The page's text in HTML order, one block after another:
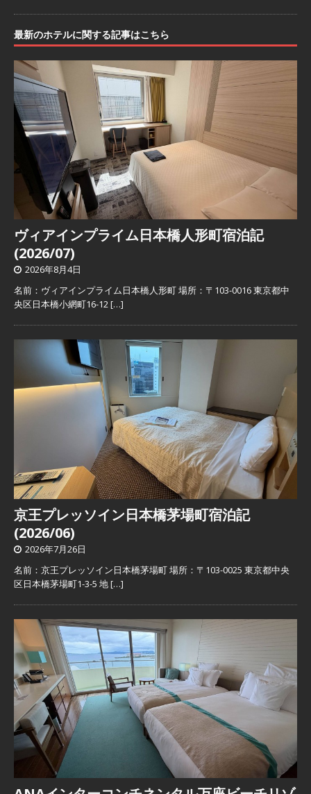
最新のホテルに関する記事はこちら
ヴィアインプライム日本橋人形町宿泊記
(2026/07)
2026年8月4日
名前：ヴィアインプライム日本橋人形町 場所：〒103-0016 東京都中
央区日本橋小網町16-12[…]
京王プレッソイン日本橋茅場町宿泊記
(2026/06)
2026年7月26日
名前：京王プレッソイン日本橋茅場町 場所：〒103-0025 東京都中央
区日本橋茅場町1-3-5 地[…]